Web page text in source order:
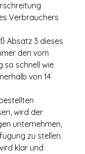
Verbrauchers
Absatz 3 dieses
den vom
so schnell wie
von 14
wird der
unternehmen,
zu stellen.
klar und